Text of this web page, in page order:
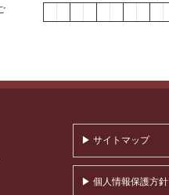
▶ サイトマップ
▶ 個人情報保護方針